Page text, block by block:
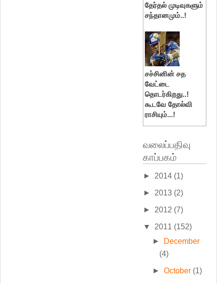
தேர்தல் முடிவுகளும்
சந்தானமும்..!
சச்சினின் சத
வேட்டை
தொடர்கிறது..!
கூடவே தோல்வி
ராசியும்...!
வலைப்பதிவு
காப்பகம்
► 2014 (1)
► 2013 (2)
► 2012 (7)
▼ 2011 (152)
►
December
(4)
► October (1)